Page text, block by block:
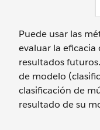
Puede usar las
evaluar la
resultados
de modelo
clasificación de
resultado de su